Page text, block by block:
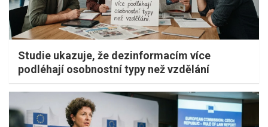
Studie ukazuje, že dezinformacím více
podléhají osobnostní typy než vzdělání